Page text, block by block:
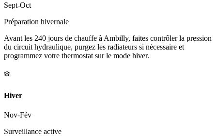
Sept-Oct
Préparation hivernale
Avant les 240 jours de chauffe à Ambilly, faites contrôler la pression
du circuit hydraulique, purgez les radiateurs si nécessaire et
programmez votre thermostat sur le mode hiver.
❄️
Hiver
Nov-Fév
Surveillance active